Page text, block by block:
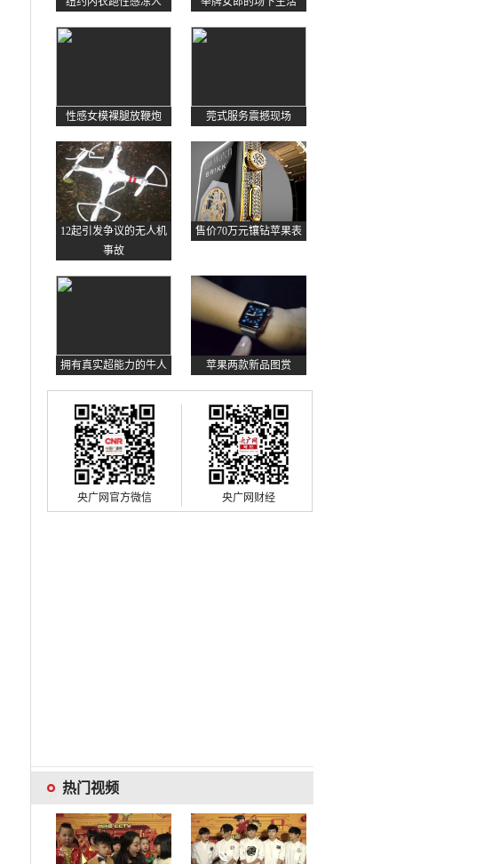
性感女模裸腿放鞭炮 莞式服务震撼现场
12起引发争议的无人机
事故
售价70万元镶钻苹果表
拥有真实超能力的牛人 苹果两款新品图赏
央广网官方微信 央广网财经